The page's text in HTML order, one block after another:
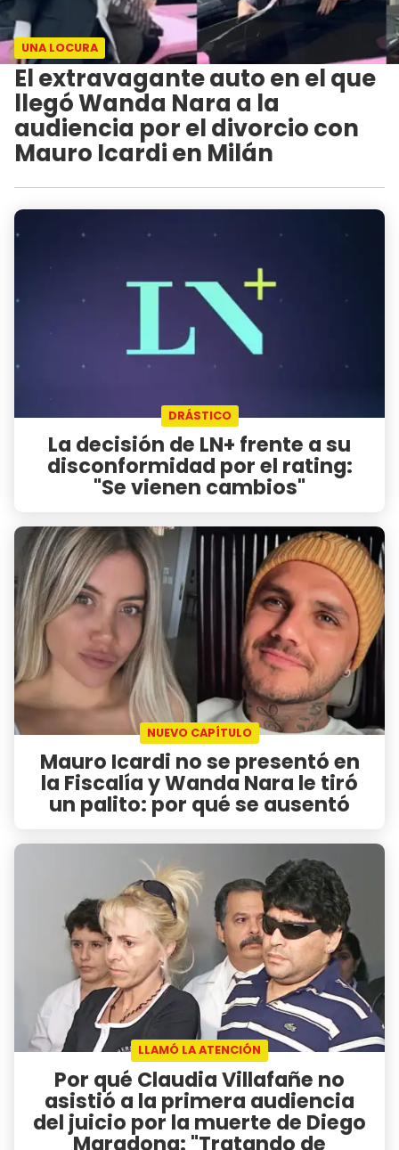
UNA LOCURA
El extravagante auto en el que
llegó Wanda Nara a la
audiencia por el divorcio con
Mauro Icardi en Milán
DRÁSTICO
La decisión de LN+ frente a su
disconformidad por el rating:
"Se vienen cambios"
NUEVO CAPÍTULO
Mauro Icardi no se presentó en
la Fiscalía y Wanda Nara le tiró
un palito: por qué se ausentó
LLAMÓ LA ATENCIÓN
Por qué Claudia Villafañe no
asistió a la primera audiencia
del juicio por la muerte de Diego
Maradona: "Tratando de